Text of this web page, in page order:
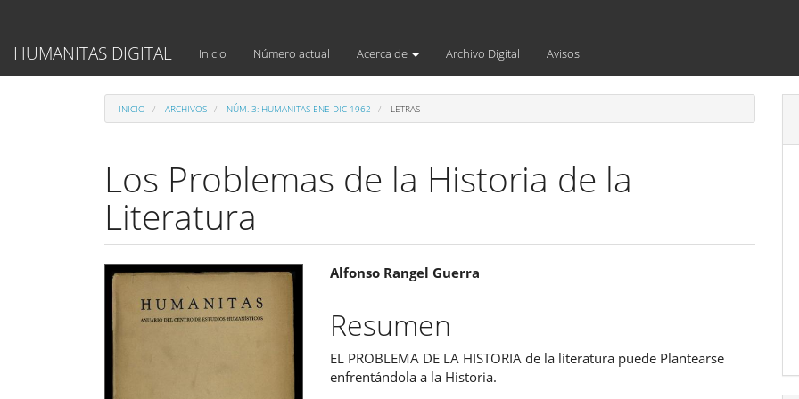
Contenido
principal
HUMANITAS DIGITAL Inicio Número actual Acerca de Archivo Digital Avisos
INICIO ARCHIVOS NÚM. 3: HUMANITAS ENE-DIC 1962 LETRAS
Los Problemas de la Historia de la
Literatura
Barra
lateral
del
Contenido
principal
del
artículo
Alfonso Rangel Guerra
Resumen
EL PROBLEMA DE LA HISTORIA de la literatura puede Plantearse
enfrentándola a la Historia.